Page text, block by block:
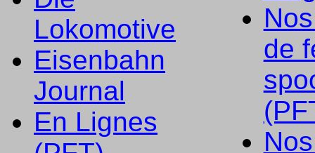
Lokomotive
Eisenbahn
Journal
En Lignes
de